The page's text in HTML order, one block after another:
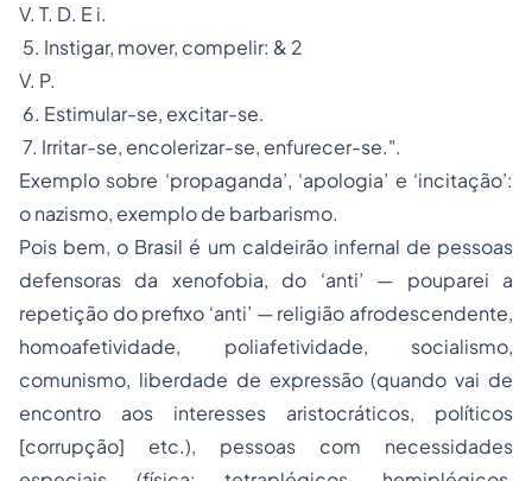
V. T. D. E i.
5. Instigar, mover, compelir: & 2
V. P.
6. Estimular-se, excitar-se.
7. Irritar-se, encolerizar-se, enfurecer-se.".
Exemplo sobre ‘propaganda’, ‘apologia’ e ‘incitação’:
o nazismo, exemplo de barbarismo.
Pois bem, o Brasil é um caldeirão infernal de pessoas
defensoras da xenofobia, do ‘anti’ — pouparei a
repetição do prefixo ‘anti’ — religião afrodescendente,
homoafetividade, poliafetividade, socialismo,
comunismo, liberdade de expressão (quando vai de
encontro aos interesses aristocráticos, políticos
[corrupção] etc.), pessoas com necessidades